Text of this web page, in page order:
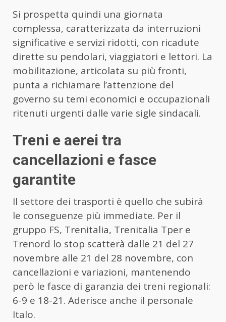
Si prospetta quindi una giornata
complessa, caratterizzata da interruzioni
significative e servizi ridotti, con ricadute
dirette su pendolari, viaggiatori e lettori. La
mobilitazione, articolata su più fronti,
punta a richiamare l’attenzione del
governo su temi economici e occupazionali
ritenuti urgenti dalle varie sigle sindacali.
Treni e aerei tra
cancellazioni e fasce
garantite
Il settore dei trasporti è quello che subirà
le conseguenze più immediate. Per il
gruppo FS, Trenitalia, Trenitalia Tper e
Trenord lo stop scatterà dalle 21 del 27
novembre alle 21 del 28 novembre, con
cancellazioni e variazioni, mantenendo
però le fasce di garanzia dei treni regionali:
6-9 e 18-21. Aderisce anche il personale
Italo.